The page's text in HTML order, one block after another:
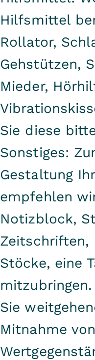
Hilfsmittel
Rollator,
Gehstützen,
Mieder,
Sie diese
Sonstiges:
Gestaltung
empfehlen
Notizblock,
Zeitschriften,
Stöcke, eine
Sie
Mitnahme von